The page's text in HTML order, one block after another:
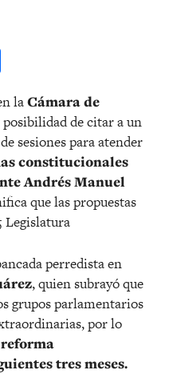
laCámara de
de citar a un
de sesiones para atender
constitucionales
Andrés Manuel
que las propuestas
Legislatura
perredista en
, quien subrayó que
grupos parlamentarios
por lo
tres meses.